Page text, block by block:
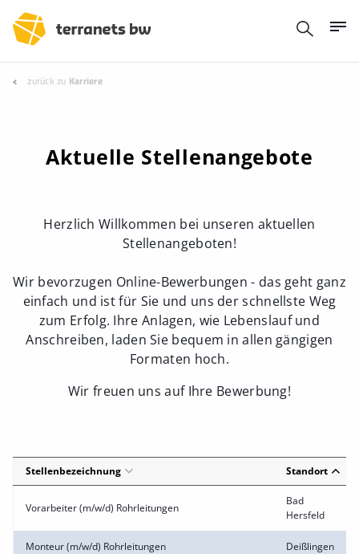
zurück zu Karriere
Aktuelle Stellenangebote
Herzlich Willkommen bei unseren aktuellen
Stellenangeboten!
Wir bevorzugen Online-Bewerbungen - das geht ganz
einfach und ist für Sie und uns der schnellste Weg
zum Erfolg. Ihre Anlagen, wie Lebenslauf und
Anschreiben, laden Sie bequem in allen gängigen
Formaten hoch.
Wir freuen uns auf Ihre Bewerbung!
Stellenbezeichnung Standort
Vorarbeiter (m/w/d) Rohrleitungen
Bad
Hersfeld
Monteur (m/w/d) Rohrleitungen Deißlingen